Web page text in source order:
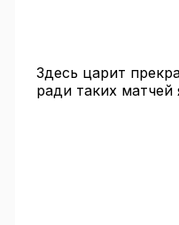
Здесь царит
ради таких